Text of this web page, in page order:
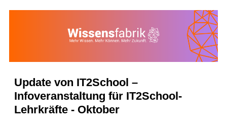
Update von IT2School –
Infoveranstaltung für IT2School-
Lehrkräfte - Oktober